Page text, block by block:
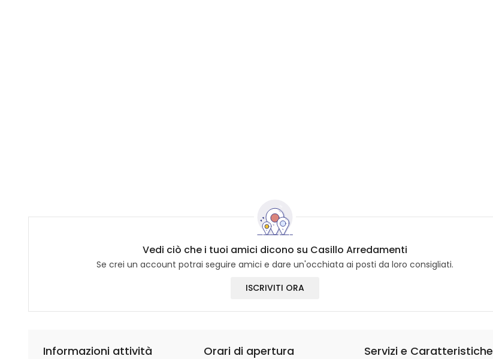
Vedi ciò che i tuoi amici dicono su Casillo Arredamenti
Se crei un account potrai seguire amici e dare un'occhiata ai posti da loro consigliati.
ISCRIVITI ORA
Informazioni attività Orari di apertura Servizi e Caratteristiche